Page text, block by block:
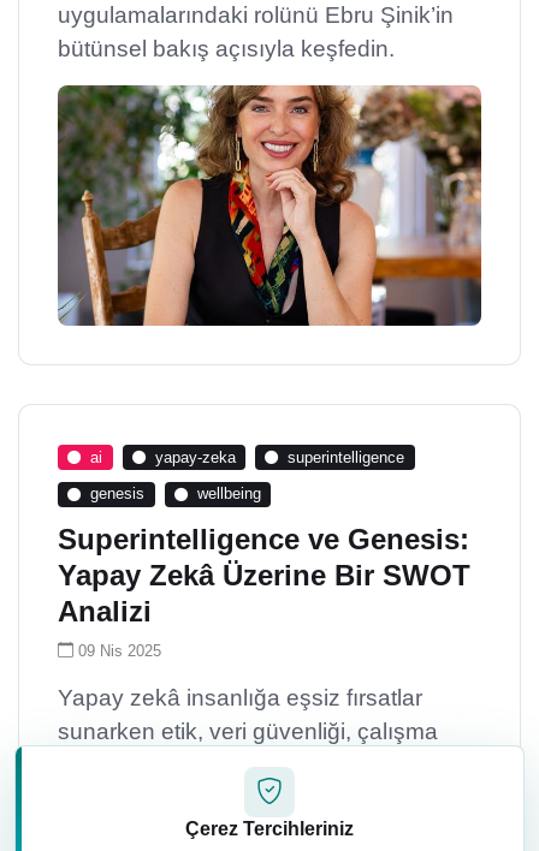
uygulamalarındaki rolünü Ebru Şinik’in
bütünsel bakış açısıyla keşfedin.
ai yapay-zeka superintelligence
genesis wellbeing
Superintelligence ve Genesis:
Yapay Zekâ Üzerine Bir SWOT
Analizi
09 Nis 2025
Yapay zekâ insanlığa eşsiz fırsatlar
sunarken etik, veri güvenliği, çalışma
hayatı ve insanın özgür iradesi
açısından önemli sorular da doğuruyor.
Ebru Şinik, Genesis kitabından hareketle
Çerez Tercihleriniz